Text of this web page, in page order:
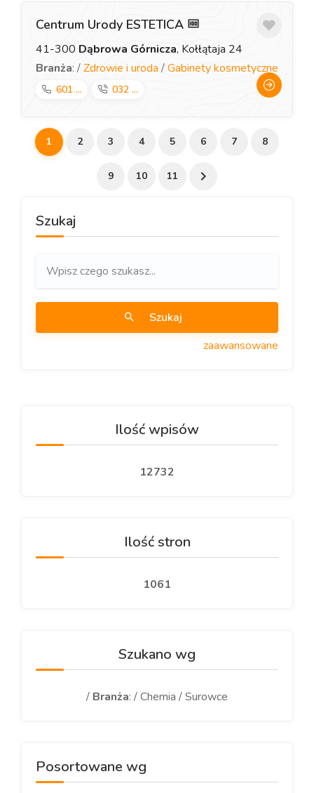
Centrum Urody ESTETICA
41-300 Dąbrowa Górnicza, Kołłątaja 24
Branża: /Zdrowie i uroda /Gabinety kosmetyczne
601 ... 032 ...
1 2 3 4 5 6 7 8
9 10 11
Szukaj
Szukaj
zaawansowane
Ilość wpisów
12732
Ilość stron
1061
Szukano wg
/ Branża: / Chemia / Surowce
Posortowane wg